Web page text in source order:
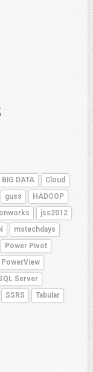
BIG DATA
Cloud
guss
HADOOP
jss2012
mstechdays
Power Pivot
PowerView
Server
SSRS
Tabular